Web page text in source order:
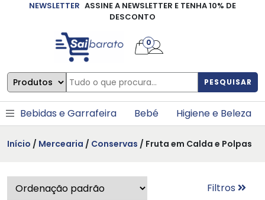
NEWSLETTER ASSINE A NEWSLETTER E TENHA 10% DE
DESCONTO
PESQUISAR
0
Bebidas e Garrafeira Bebé Higiene e Beleza
Início / Mercearia / Conservas / Fruta em Calda e Polpas
Filtros